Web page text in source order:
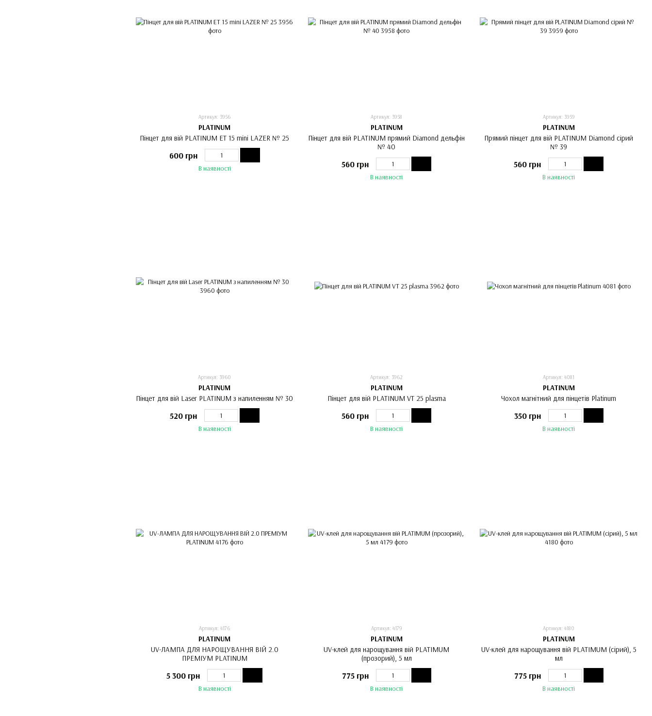
Артикул: 3956
PLATINUM
Пінцет для вій PLATINUM ET 15 mini LAZER № 25
600 грн
В наявності
Артикул: 3958
PLATINUM
Пінцет для вій PLATINUM прямий Diamond дельфін
№ 40
560 грн
В наявності
Артикул: 3959
PLATINUM
Прямий пінцет для вій PLATINUM Diamond сірий
№ 39
560 грн
В наявності
Артикул: 3960
PLATINUM
Пінцет для вій Laser PLATINUM з напиленням № 30
520 грн
В наявності
Артикул: 3962
PLATINUM
Пінцет для вій PLATINUM VT 25 plasma
560 грн
В наявності
Артикул: 4081
PLATINUM
Чохол магнітний для пінцетів Platinum
350 грн
В наявності
Артикул: 4176
PLATINUM
UV-ЛАМПА ДЛЯ НАРОЩУВАННЯ ВІЙ 2.0
ПРЕМІУМ PLATINUM
5 300 грн
В наявності
Артикул: 4179
PLATINUM
UV-клей для нарощування вій PLATIMUM
(прозорий), 5 мл
775 грн
В наявності
Артикул: 4180
PLATINUM
UV-клей для нарощування вій PLATIMUM (сірий), 5
мл
775 грн
В наявності